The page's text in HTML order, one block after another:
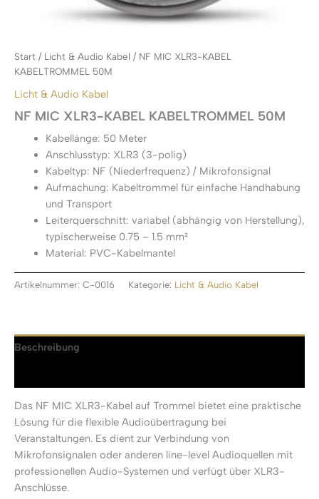
Start / Licht & Audio Kabel / NF MIC XLR3-KABEL
KABELTROMMEL 50M
Licht & Audio Kabel
NF MIC XLR3-KABEL KABELTROMMEL 50M
Kabellänge: 50 Meter
Anschlusstyp: XLR3 (3-polig)
Kabeltyp: NF (Niederfrequenz) / Mikrofonsignal
Aufmachung: Kabeltrommel für einfache Handhabung
und Transport
Leiterquerschnitt: variabel (abhängig von Herstellung),
typischerweise 0.75 – 1.5 mm²
Material: PVC-Kabelmantel
Artikelnummer: C-0016 Kategorie: Licht & Audio Kabel
Beschreibung
Das NF MIC XLR3-Kabel auf Trommel bietet eine praktische
Lösung für die flexible Audioübertragung bei
Veranstaltungen. Es dient zur Verbindung von
Mikrofonsignalen oder anderen line-level Audioquellen mit
professionellen Audio-Systemen und verfügt über XLR3-
Anschlüsse.